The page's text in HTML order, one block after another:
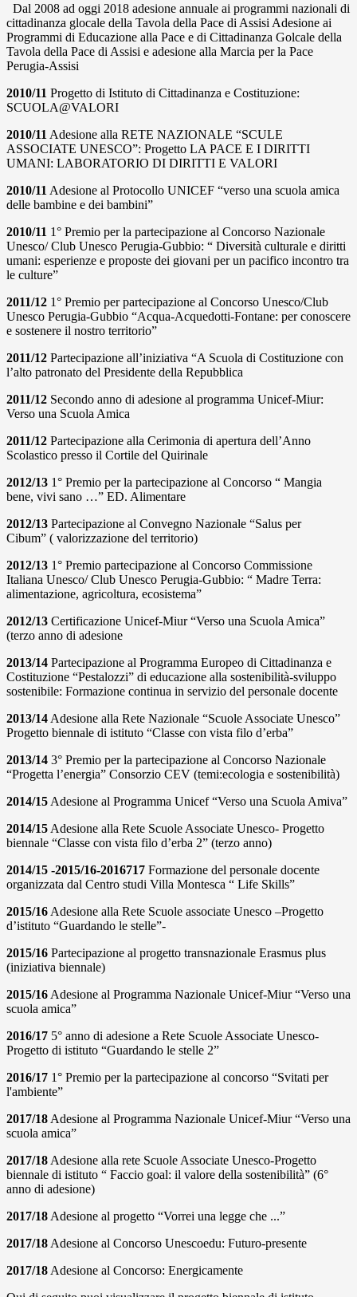
Dal 2008 ad oggi 2018 adesione annuale ai programmi nazionali di
cittadinanza glocale della Tavola della Pace di Assisi Adesione ai
Programmi di Educazione alla Pace e di Cittadinanza Golcale della
Tavola della Pace di Assisi e adesione alla Marcia per la Pace
Perugia-Assisi
2010/11 Progetto di Istituto di Cittadinanza e Costituzione:
SCUOLA@VALORI
2010/11 Adesione alla RETE NAZIONALE “SCULE
ASSOCIATE UNESCO”: Progetto LA PACE E I DIRITTI
UMANI: LABORATORIO DI DIRITTI E VALORI
2010/11 Adesione al Protocollo UNICEF “verso una scuola amica
delle bambine e dei bambini”
2010/11 1° Premio per la partecipazione al Concorso Nazionale
Unesco/ Club Unesco Perugia-Gubbio: “ Diversità culturale e diritti
umani: esperienze e proposte dei giovani per un pacifico incontro tra
le culture”
2011/12 1° Premio per partecipazione al Concorso Unesco/Club
Unesco Perugia-Gubbio “Acqua-Acquedotti-Fontane: per conoscere
e sostenere il nostro territorio”
2011/12 Partecipazione all’iniziativa “A Scuola di Costituzione con
l’alto patronato del Presidente della Repubblica
2011/12 Secondo anno di adesione al programma Unicef-Miur:
Verso una Scuola Amica
2011/12 Partecipazione alla Cerimonia di apertura dell’Anno
Scolastico presso il Cortile del Quirinale
2012/13 1° Premio per la partecipazione al Concorso “ Mangia
bene, vivi sano …” ED. Alimentare
2012/13 Partecipazione al Convegno Nazionale “Salus per
Cibum” ( valorizzazione del territorio)
2012/13 1° Premio partecipazione al Concorso Commissione
Italiana Unesco/ Club Unesco Perugia-Gubbio: “ Madre Terra:
alimentazione, agricoltura, ecosistema”
2012/13 Certificazione Unicef-Miur “Verso una Scuola Amica”
(terzo anno di adesione
2013/14 Partecipazione al Programma Europeo di Cittadinanza e
Costituzione “Pestalozzi” di educazione alla sostenibilità-sviluppo
sostenibile: Formazione continua in servizio del personale docente
2013/14 Adesione alla Rete Nazionale “Scuole Associate Unesco”
Progetto biennale di istituto “Classe con vista filo d’erba”
2013/14 3° Premio per la partecipazione al Concorso Nazionale
“Progetta l’energia” Consorzio CEV (temi:ecologia e sostenibilità)
2014/15 Adesione al Programma Unicef “Verso una Scuola Amiva”
2014/15 Adesione alla Rete Scuole Associate Unesco- Progetto
biennale “Classe con vista filo d’erba 2” (terzo anno)
2014/15 -2015/16-2016717 Formazione del personale docente
organizzata dal Centro studi Villa Montesca “ Life Skills”
2015/16 Adesione alla Rete Scuole associate Unesco –Progetto
d’istituto “Guardando le stelle”-
2015/16 Partecipazione al progetto transnazionale Erasmus plus
(iniziativa biennale)
2015/16 Adesione al Programma Nazionale Unicef-Miur “Verso una
scuola amica”
2016/17 5° anno di adesione a Rete Scuole Associate Unesco-
Progetto di istituto “Guardando le stelle 2”
2016/17 1° Premio per la partecipazione al concorso “Svitati per
l'ambiente”
2017/18 Adesione al Programma Nazionale Unicef-Miur “Verso una
scuola amica”
2017/18 Adesione alla rete Scuole Associate Unesco-Progetto
biennale di istituto “ Faccio goal: il valore della sostenibilità” (6°
anno di adesione)
2017/18 Adesione al progetto “Vorrei una legge che ...”
2017/18 Adesione al Concorso Unescoedu: Futuro-presente
2017/18 Adesione al Concorso: Energicamente